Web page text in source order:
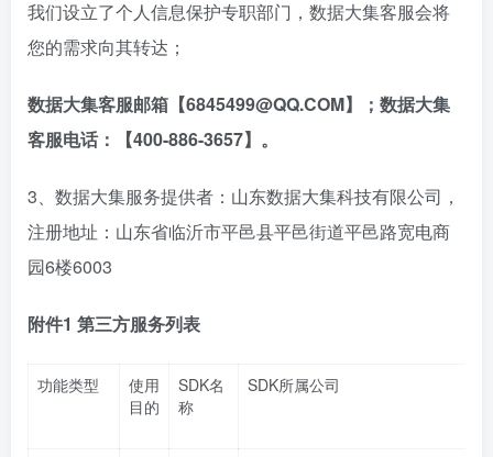
我们设立了个人信息保护专职部门，数据大集客服会将
您的需求向其转达；
数据大集客服邮箱【6845499@QQ.COM】；数据大集
客服电话：【400-886-3657】。
3、数据大集服务提供者：山东数据大集科技有限公司，
注册地址：山东省临沂市平邑县平邑街道平邑路宽电商
园6楼6003
附件1 第三方服务列表
功能类型
使用
目的
SDK名
称
SDK所属公司